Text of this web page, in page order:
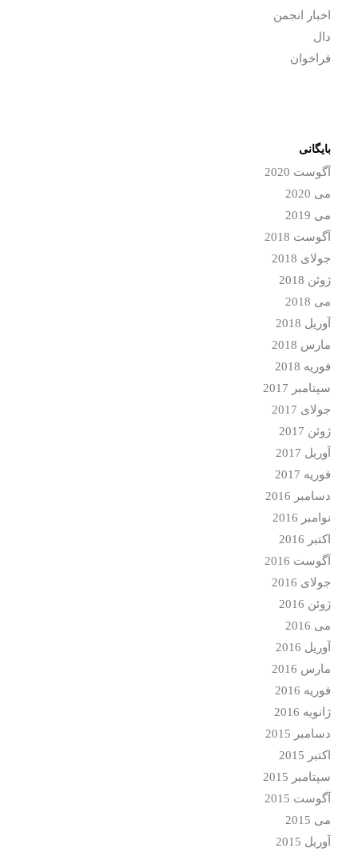
اخبار انجمن
دال
فراخوان
بایگانی
آگوست 2020
می 2020
می 2019
آگوست 2018
جولای 2018
ژوئن 2018
می 2018
آوریل 2018
مارس 2018
فوریه 2018
سپتامبر 2017
جولای 2017
ژوئن 2017
آوریل 2017
فوریه 2017
دسامبر 2016
نوامبر 2016
اکتبر 2016
آگوست 2016
جولای 2016
ژوئن 2016
می 2016
آوریل 2016
مارس 2016
فوریه 2016
ژانویه 2016
دسامبر 2015
اکتبر 2015
سپتامبر 2015
آگوست 2015
می 2015
آوریل 2015